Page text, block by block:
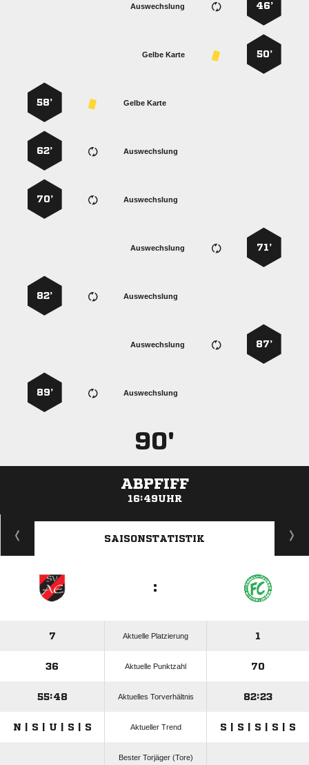
46’
Auswechslung
50’
Gelbe Karte
Gelbe Karte
58’
Auswechslung
62’
Auswechslung
70’
71’
Auswechslung
Auswechslung
82’
87’
Auswechslung
Auswechslung
89’
90'
ABPFIFF
16:49UHR
ANZEIGE
SAISONSTATISTIK
:
7 Aktuelle Platzierung 1
36 Aktuelle Punktzahl 70
55:48 Aktuelles Torverhältnis 82:23
N | S | U | S | S Aktueller Trend S | S | S | S | S
Bester Torjäger (Tore)